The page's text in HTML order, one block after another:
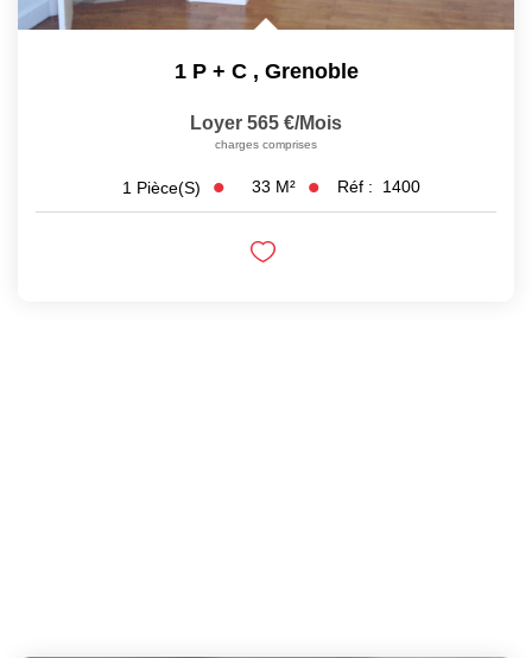
1 P + C , Grenoble
Loyer 565 €/mois
charges comprises
1 Pièce(s) 33 M² Réf : 1400